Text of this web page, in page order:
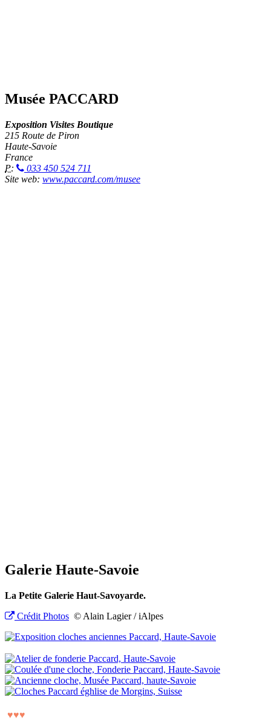
Musée PACCARD
Exposition Visites Boutique
215 Route de Piron
Haute-Savoie
France
P:
033 450 524 711
Site web: www.paccard.com/musee
Galerie Haute-Savoie
La Petite Galerie Haut-Savoyarde.
Crédit Photos © Alain Lagier / iAlpes
♥♥♥